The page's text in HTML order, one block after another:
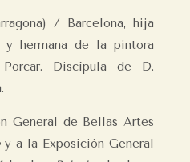
/ Barcelona, hija
hermana de la pintora
Discípula de D.
General de Bellas Artes
ya la Exposición General